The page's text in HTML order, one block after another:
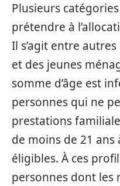
Plusieurs
prétendre à
Il s’agit entre
et des jeunes
somme d’âge est
personnes qui ne
prestations
de moins de 21
éligibles. À ces
personnes dont les